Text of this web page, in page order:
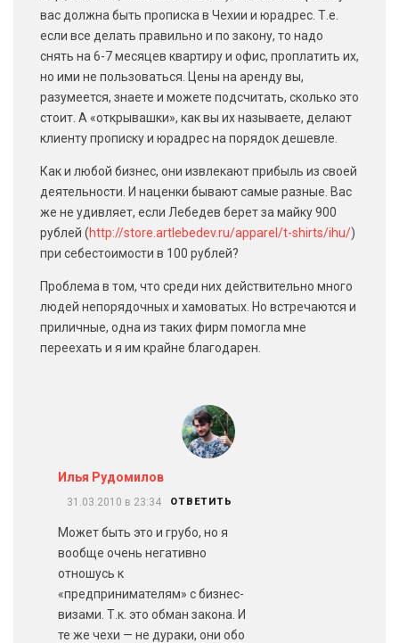
вас должна быть прописка в Чехии и юрадрес. Т.е.
если все делать правильно и по закону, то надо
снять на 6-7 месяцев квартиру и офис, проплатить их,
но ими не пользоваться. Цены на аренду вы,
разумеется, знаете и можете подсчитать, сколько это
стоит. А «открывашки», как вы их называете, делают
клиенту прописку и юрадрес на порядок дешевле.
Как и любой бизнес, они извлекают прибыль из своей
деятельности. И наценки бывают самые разные. Вас
же не удивляет, если Лебедев берет за майку 900
рублей (http://store.artlebedev.ru/apparel/t-shirts/ihu/)
при себестоимости в 100 рублей?
Проблема в том, что среди них действительно много
людей непорядочных и хамоватых. Но встречаются и
приличные, одна из таких фирм помогла мне
переехать и я им крайне благодарен.
Илья Рудомилов
31.03.2010 в 23:34 ОТВЕТИТЬ
Может быть это и грубо, но я
вообще очень негативно
отношусь к
«предпринимателям» с бизнес-
визами. Т.к. это обман закона. И
те же чехи — не дураки, они обо